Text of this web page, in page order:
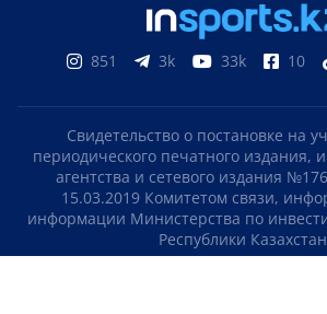
851 3k 33k 10
Свидетельство о постановке на
периодического печатного издания,
агентства и сетевого издания
15.03.2019 Комитетом связи,
информации Министерства по
Республики